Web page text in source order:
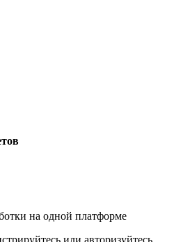
на одной платформе
или авторизуйтесь